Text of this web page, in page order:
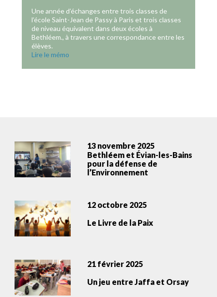
Une année d’échanges entre trois classes de
l’école Saint-Jean de Passy à Paris et trois classes
de niveau équivalent dans deux écoles à
Bethléem., à travers une correspondance entre les
élèves.
Lire le mémo
Bethléem et Évian-les-Bains
pour la défense de
l’Environnement
13 novembre 2025
Le Livre de la Paix
12 octobre 2025
Un jeu entre Jaffa et Orsay
21 février 2025